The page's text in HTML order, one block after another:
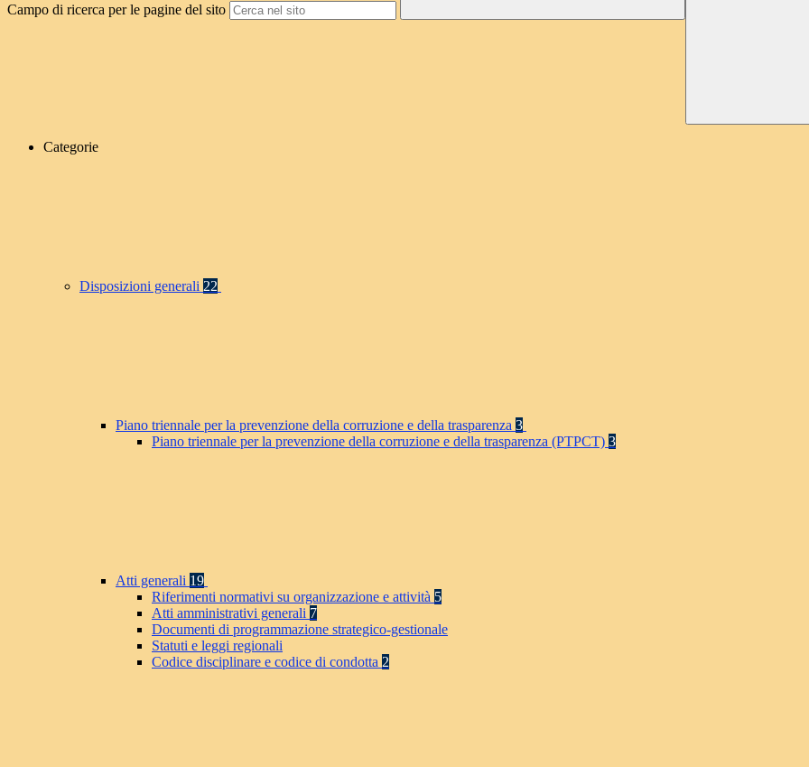
Campo di ricerca per le pagine del sito
Categorie
Disposizioni generali 22
Piano triennale per la prevenzione della corruzione e della trasparenza 3
Piano triennale per la prevenzione della corruzione e della trasparenza (PTPCT) 3
Atti generali 19
Riferimenti normativi su organizzazione e attività 5
Atti amministrativi generali 7
Documenti di programmazione strategico-gestionale
Statuti e leggi regionali
Codice disciplinare e codice di condotta 2